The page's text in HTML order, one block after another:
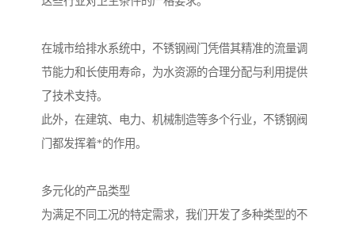
在城市给排水系统中，不锈钢阀门凭借其精准的流量调
节能力和长使用寿命，为水资源的合理分配与利用提供
了技术支持。
此外，在建筑、电力、机械制造等多个行业，不锈钢阀
门都发挥着*的作用。
多元化的产品类型
为满足不同工况的特定需求，我们开发了多种类型的不